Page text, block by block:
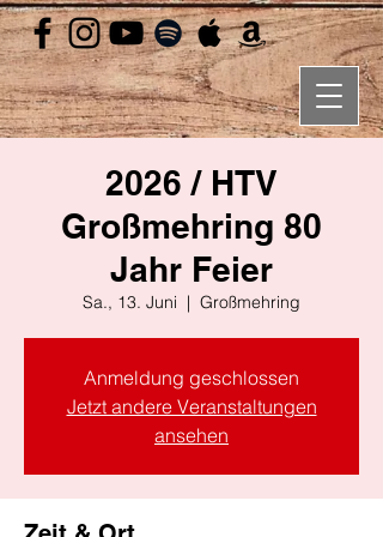
2026 / HTV
Großmehring 80
Jahr Feier
Sa., 13. Juni
  |
Großmehring
Anmeldung geschlossen
Jetzt andere Veranstaltungen
ansehen